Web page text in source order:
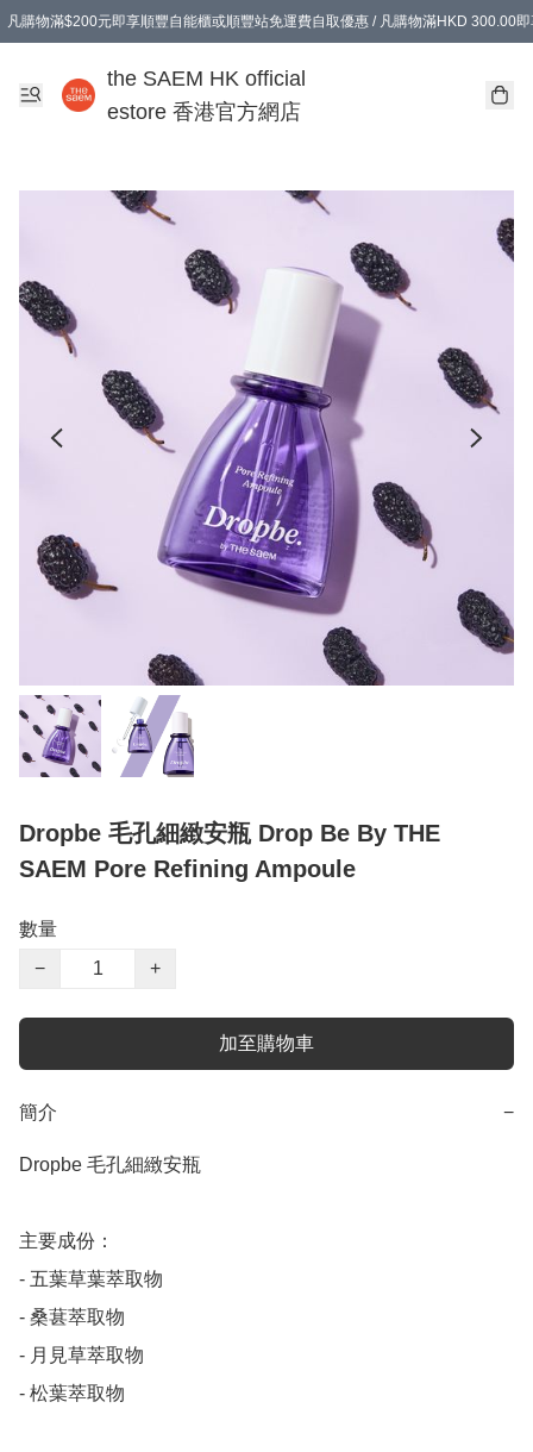
凡購物滿$200元即享順豐自能櫃或順豐站免運費自取優惠 / 凡購物滿HKD 300.00
the SAEM HK official
estore 香港官方網店
Dropbe 毛孔細緻安瓶 Drop Be By THE
SAEM Pore Refining Ampoule
數量
−
+
加至購物車
簡介 −
Dropbe 毛孔細緻安瓶
主要成份：
- 五葉草葉萃取物
- 桑葚萃取物
- 月見草萃取物
- 松葉萃取物